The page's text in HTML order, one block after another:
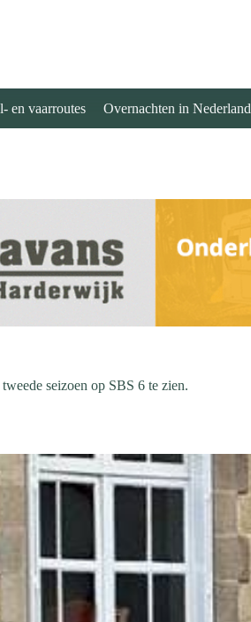
en vaarroutes Overnachten in Nederland
seizoen op SBS 6 te zien.